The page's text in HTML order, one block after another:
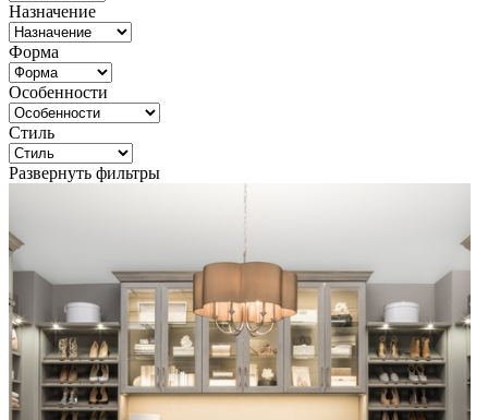
Назначение
Форма
Особенности
Стиль
Развернуть фильтры